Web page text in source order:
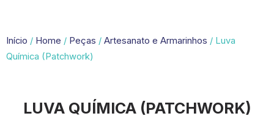
Início / Home / Peças / Artesanato e Armarinhos / Luva
Química (Patchwork)
LUVA QUÍMICA (PATCHWORK)